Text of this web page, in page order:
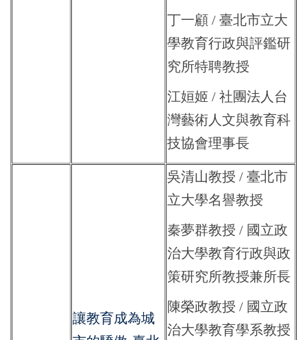
丁一顧 / 臺北市立大
學教育行政與評鑑研
究所特聘教授
江姮姬 / 社團法人台
灣藝術人文與教育科
技協會理事長
讓教育成為城
吳清山教授 / 臺北市
立大學名譽教授
秦夢群教授 / 國立政
治大學教育行政與政
策研究所教授兼所長
陳榮政教授 / 國立政
治大學教育學系教授